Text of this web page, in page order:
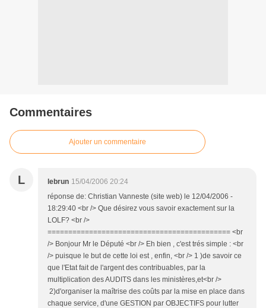
Commentaires
Ajouter un commentaire
L lebrun 15/04/2006 20:24
réponse de: Christian Vanneste (site web) le 12/04/2006 -
18:29:40 <br /> Que désirez vous savoir exactement sur la
LOLF? <br />
============================================ <br
/> Bonjour Mr le Député <br /> Eh bien , c'est trés simple : <br
/> puisque le but de cette loi est , enfin, <br /> 1 )de savoir ce
que l'Etat fait de l'argent des contribuables, par la
multiplication des AUDITS dans les ministères,et<br />
2)d'organiser la maîtrise des coûts par la mise en place dans
chaque service, d'une GESTION par OBJECTIFS pour lutter